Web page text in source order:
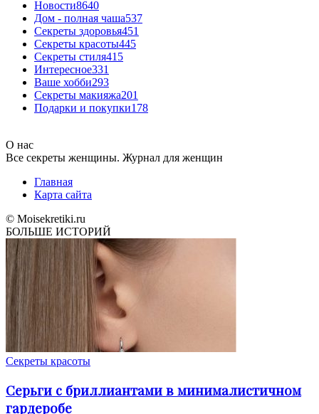
Новости8640
Дом - полная чаша537
Cекреты здоровья451
Секреты красоты445
Секреты стиля415
Интересное331
Ваше хобби293
Секреты макияжа201
Подарки и покупки178
О нас
Все секреты женщины. Журнал для женщин
Главная
Карта сайта
© Moisekretiki.ru
БОЛЬШЕ ИСТОРИЙ
Секреты красоты
Серьги с бриллиантами в минималистичном
гардеробе